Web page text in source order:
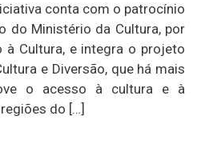
conta com o patrocínio
do Ministério da Cultura, por
à Cultura, e integra o projeto
e Diversão, que há mais
o acesso à cultura e à
do […]